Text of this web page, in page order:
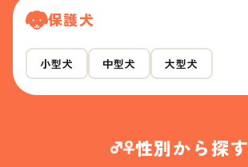
保護犬
小型犬 中型犬 大型犬
性別から探す